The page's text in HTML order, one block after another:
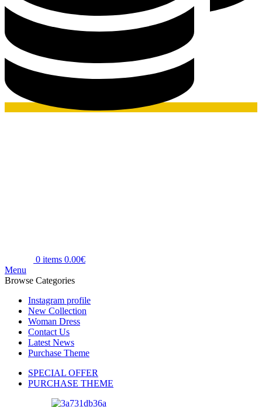
0 items 0.00€
Menu
Browse Categories
Instagram profile
New Collection
Woman Dress
Contact Us
Latest News
Purchase Theme
SPECIAL OFFER
PURCHASE THEME